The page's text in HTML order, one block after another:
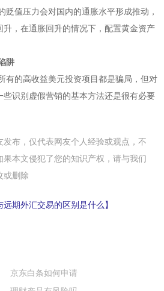
值压力会对国内的通胀水平形成推动，
，在通胀回升的情况下，配置黄金资产
阱
的高收益美元投资项目都是骗局，但对
些识别虚假营销的基本方法还是很有必要
发布，仅代表网友个人经验或观点，不
本文侵犯了您的知识产权，请与我们
或删除
远期外汇交易的区别是什么】
京东白条如何申请